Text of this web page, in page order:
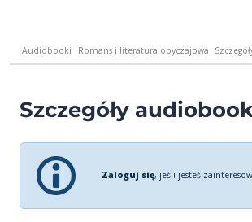
Audiobooki Romans i literatura obyczajowa
Szczegóły
Zaloguj się, jeśli jesteś